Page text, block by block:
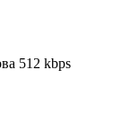
512 kbps